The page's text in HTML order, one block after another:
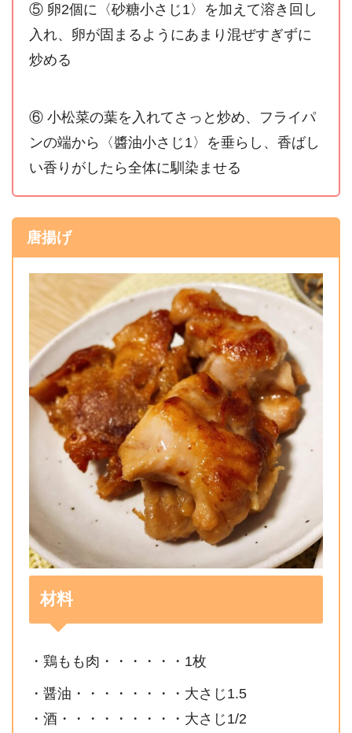
⑤ 卵2個に〈砂糖小さじ1〉を加えて溶き回し
入れ、卵が固まるようにあまり混ぜすぎずに
炒める
⑥ 小松菜の葉を入れてさっと炒め、フライパ
ンの端から〈醬油小さじ1〉を垂らし、香ばし
い香りがしたら全体に馴染ませる
唐揚げ
材料
・鶏もも肉・・・・・・1枚
・醤油・・・・・・・・大さじ1.5
・酒・・・・・・・・・大さじ1/2